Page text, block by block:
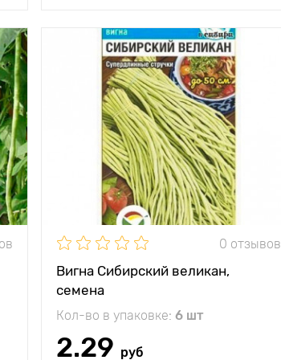
0 отзывов
Вигна Сибирский великан,
семена
Кол-во в упаковке: 6 шт
2.29 руб